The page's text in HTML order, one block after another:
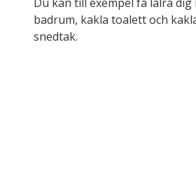
badrum, kakla toalett och
snedtak.